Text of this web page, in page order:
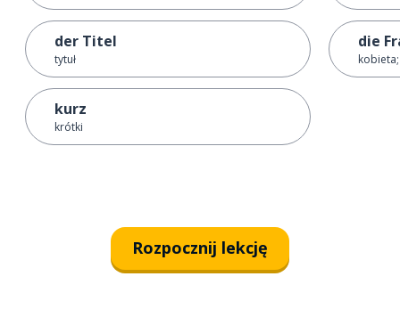
der Titel
tytuł
kurz
krótki
die
Rozpocznij lekcję